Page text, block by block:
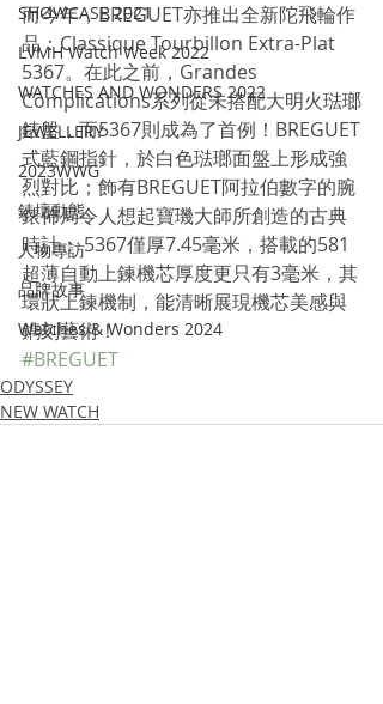
SHOWCASE 2021
LVMH Watch Week 2022
WATCHES AND WONDERS 2022
JEWELLERY
2023WWG
錶壇動態
人物專訪
品牌故事
Watches & Wonders 2024
而今年，BREGUET亦推出全新陀飛輪作
品：Classique Tourbillon Extra-Plat
5367。在此之前，Grandes
Complications系列從未搭配大明火琺瑯
錶盤，而5367則成為了首例！BREGUET
式藍鋼指針，於白色琺瑯面盤上形成強
烈對比；飾有BREGUET阿拉伯數字的腕
錶佈局令人想起寶璣大師所創造的古典
時計； 5367僅厚7.45毫米，搭載的581
超薄自動上鍊機芯厚度更只有3毫米，其
環狀上鍊機制，能清晰展現機芯美感與
鐫刻藝術！
#BREGUET
ODYSSEY
NEW WATCH